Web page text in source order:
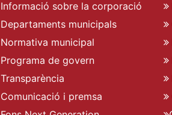
Informació sobre la corporació
Departaments municipals
Normativa municipal
Programa de govern
Transparència
Comunicació i premsa